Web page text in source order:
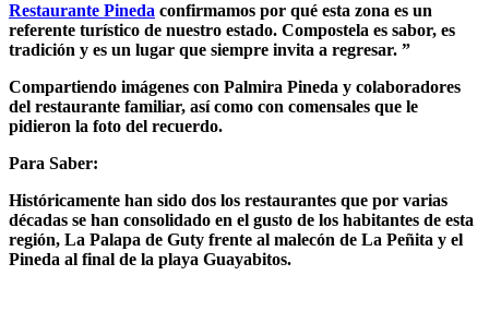
Restaurante Pineda confirmamos por qué esta zona es un
referente turístico de nuestro estado. Compostela es sabor, es
tradición y es un lugar que siempre invita a regresar. ”
Compartiendo imágenes con Palmira Pineda y colaboradores
del restaurante familiar, así como con comensales que le
pidieron la foto del recuerdo.
Para Saber:
Históricamente han sido dos los restaurantes que por varias
décadas se han consolidado en el gusto de los habitantes de esta
región, La Palapa de Guty frente al malecón de La Peñita y el
Pineda al final de la playa Guayabitos.